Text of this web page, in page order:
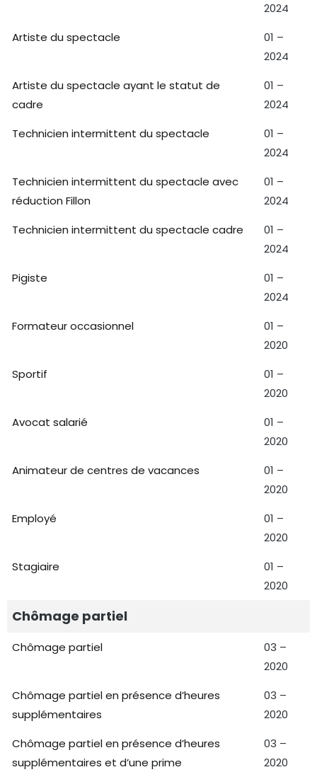
2024
Artiste du spectacle
01 –
2024
Artiste du spectacle ayant le statut de
cadre
01 –
2024
Technicien intermittent du spectacle
01 –
2024
Technicien intermittent du spectacle avec
réduction Fillon
01 –
2024
Technicien intermittent du spectacle cadre
01 –
2024
Pigiste
01 –
2024
Formateur occasionnel
01 –
2020
Sportif
01 –
2020
Avocat salarié
01 –
2020
Animateur de centres de vacances
01 –
2020
Employé
01 –
2020
Stagiaire
01 –
2020
Chômage partiel
Chômage partiel
03 –
2020
Chômage partiel en présence d’heures
supplémentaires
03 –
2020
Chômage partiel en présence d’heures
supplémentaires et d’une prime
03 –
2020